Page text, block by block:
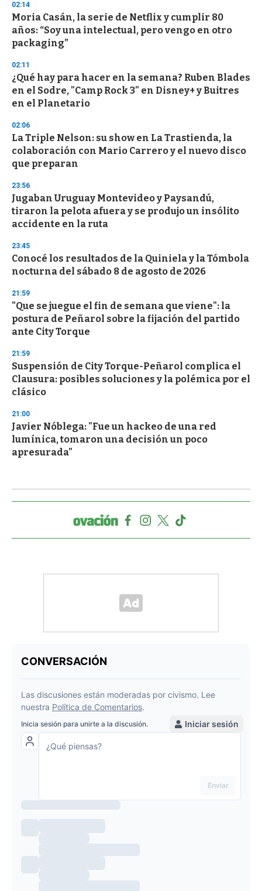
d
s
o
f
3
s
e
c
o
n
s
02:14
Moria Casán, la serie de Netflix y cumplir 80
años: “Soy una intelectual, pero vengo en otro
packaging”
02:11
¿Qué hay para hacer en la semana? Ruben Blades
en el Sodre, "Camp Rock 3" en Disney+ y Buitres
en el Planetario
02:06
La Triple Nelson: su show en La Trastienda, la
colaboración con Mario Carrero y el nuevo disco
que preparan
23:56
Jugaban Uruguay Montevideo y Paysandú,
tiraron la pelota afuera y se produjo un insólito
accidente en la ruta
23:45
Conocé los resultados de la Quiniela y la Tómbola
nocturna del sábado 8 de agosto de 2026
21:59
"Que se juegue el fin de semana que viene": la
postura de Peñarol sobre la fijación del partido
ante City Torque
21:59
Suspensión de City Torque-Peñarol complica el
Clausura: posibles soluciones y la polémica por el
clásico
21:00
Javier Nóblega: "Fue un hackeo de una red
lumínica, tomaron una decisión un poco
apresurada"